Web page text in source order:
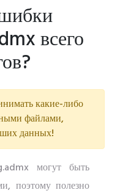
всего
какие-либо
файлами,
данных!
могут быть
поэтому полезно